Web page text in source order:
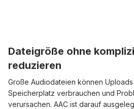
Dateigröße ohne
reduzieren
Große Audiodateien können Uploads
Speicherplatz verbrauchen und
verursachen. AAC ist darauf